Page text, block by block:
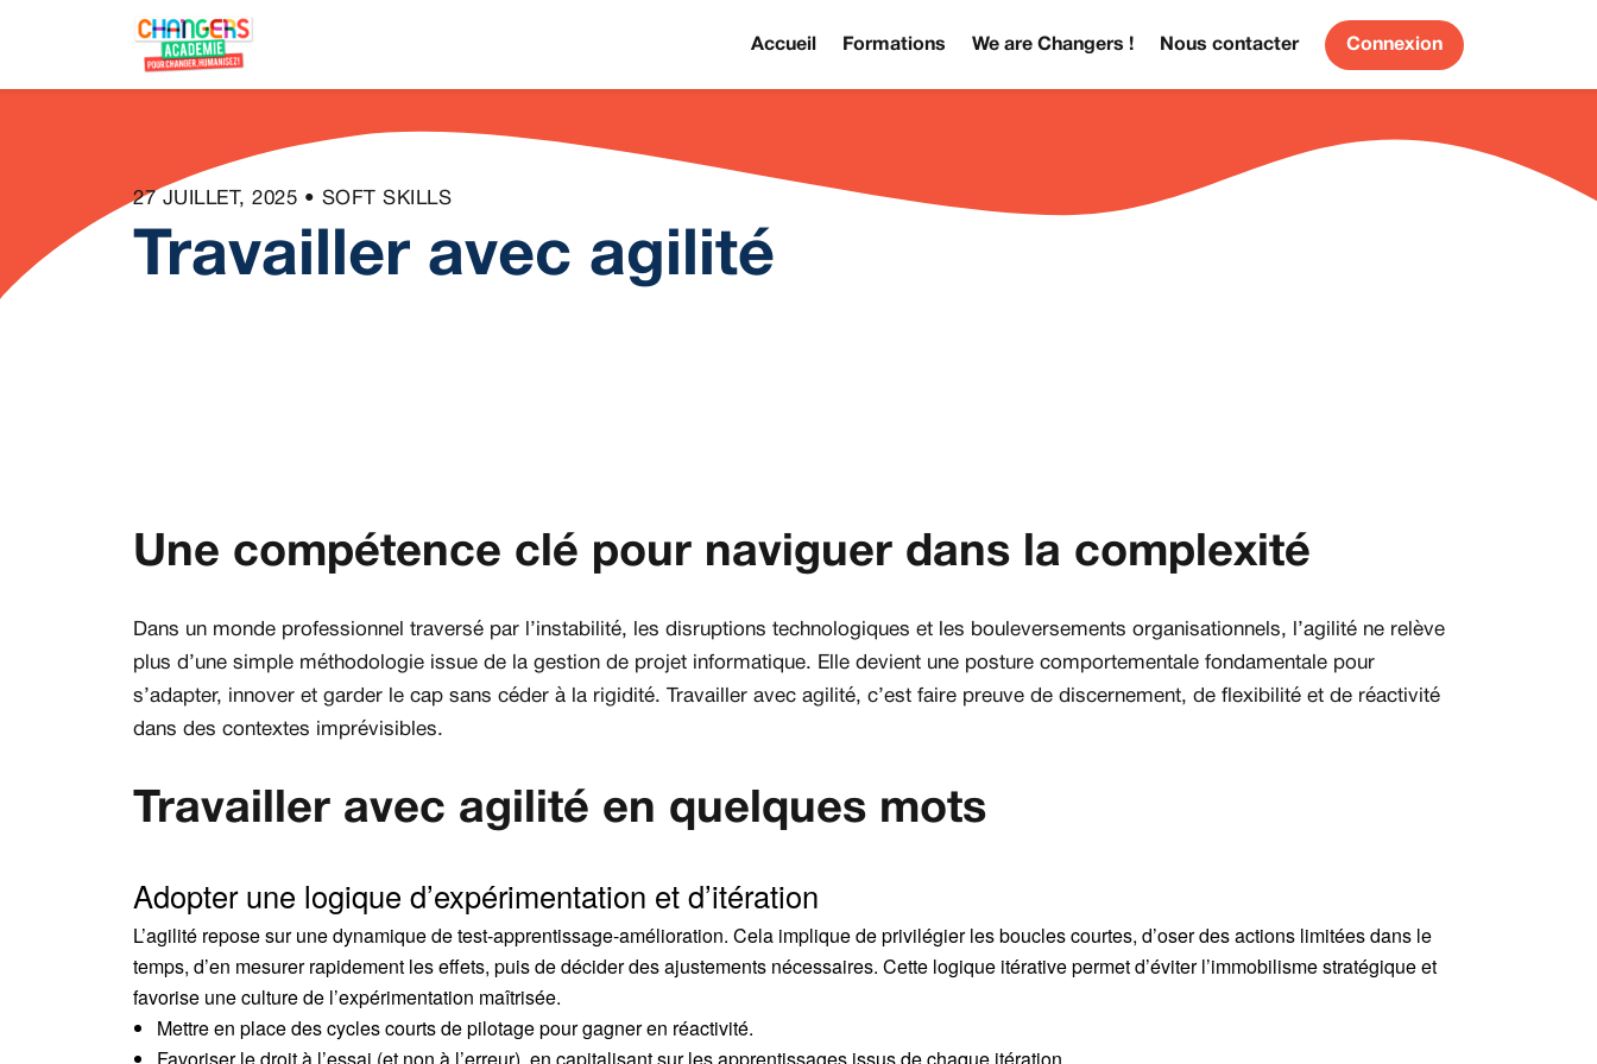
Accueil Formations We are Changers ! Nous contacter Connexion
27 JUILLET, 2025 • SOFT SKILLS
Travailler avec agilité
Une compétence clé pour naviguer dans la complexité
Dans un monde professionnel traversé par l’instabilité, les disruptions technologiques et les bouleversements organisationnels, l’agilité ne relève
plus d’une simple méthodologie issue de la gestion de projet informatique. Elle devient une posture comportementale fondamentale pour
s’adapter, innover et garder le cap sans céder à la rigidité. Travailler avec agilité, c’est faire preuve de discernement, de flexibilité et de réactivité
dans des contextes imprévisibles.
Travailler avec agilité en quelques mots
Adopter une logique d’expérimentation et d’itération
L’agilité repose sur une dynamique de test-apprentissage-amélioration. Cela implique de privilégier les boucles courtes, d’oser des actions limitées dans le
temps, d’en mesurer rapidement les effets, puis de décider des ajustements nécessaires. Cette logique itérative permet d’éviter l’immobilisme stratégique et
favorise une culture de l’expérimentation maîtrisée.
Mettre en place des cycles courts de pilotage pour gagner en réactivité.